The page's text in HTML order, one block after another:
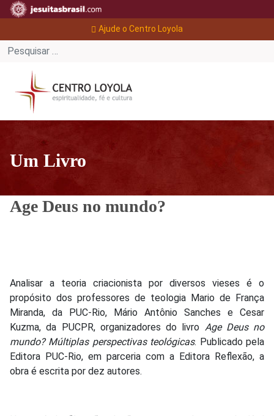
Ajude o Centro Loyola
Um Livro
Age Deus no mundo?
Analisar a teoria criacionista por diversos vieses é o
propósito dos professores de teologia Mario de França
Miranda, da PUC-Rio, Mário Antônio Sanches e Cesar
Kuzma, da PUCPR, organizadores do livro Age Deus no
mundo? Múltiplas perspectivas teológicas. Publicado pela
Editora PUC-Rio, em parceria com a Editora Reflexão, a
obra é escrita por dez autores.